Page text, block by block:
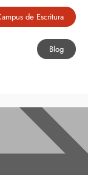
de Escritura
Blog